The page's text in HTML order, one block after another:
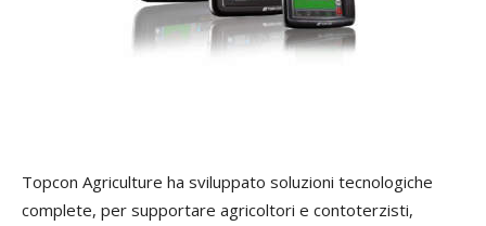
Topcon Agriculture ha sviluppato soluzioni tecnologiche
complete, per supportare agricoltori e contoterzisti,